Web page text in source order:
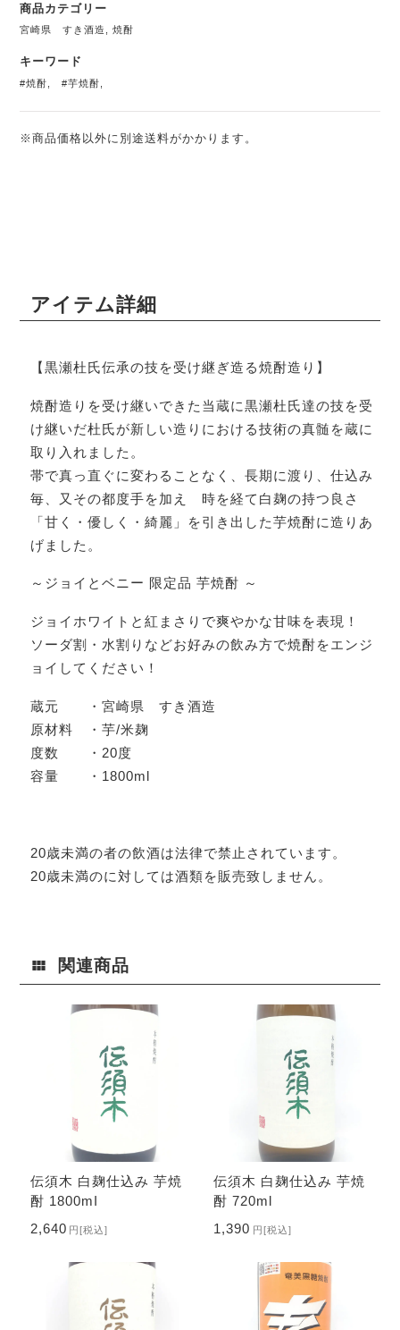
商品カテゴリー
宮崎県 すき酒造 ,焼酎
キーワード
#焼酎 ,#芋焼酎
※商品価格以外に別途送料がかかります。
アイテム詳細
【黒瀬杜氏伝承の技を受け継ぎ造る焼酎造り】
焼酎造りを受け継いできた当蔵に黒瀬杜氏達の技を受
け継いだ杜氏が新しい造りにおける技術の真髄を蔵に
取り入れました。
帯で真っ直ぐに変わることなく、長期に渡り、仕込み
毎、又その都度手を加え 時を経て白麹の持つ良さ
「甘く・優しく・綺麗」を引き出した芋焼酎に造りあ
げました。
～ジョイとベニー 限定品 芋焼酎 ～
ジョイホワイトと紅まさりで爽やかな甘味を表現！
ソーダ割・水割りなどお好みの飲み方で焼酎をエンジ
ョイしてください！
蔵元 ・宮崎県 すき酒造
原材料 ・芋/米麹
度数 ・20度
容量 ・1800ml
20歳未満の者の飲酒は法律で禁止されています。
20歳未満のに対しては酒類を販売致しません。
関連商品
伝須木 白麹仕込み 芋焼
酎 1800mⅼ
2,640 円[税込]
伝須木 白麹仕込み 芋焼
酎 720ml
1,390 円[税込]